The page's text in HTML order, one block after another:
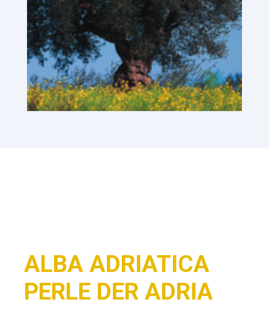
ALBA ADRIATICA
PERLE DER ADRIA